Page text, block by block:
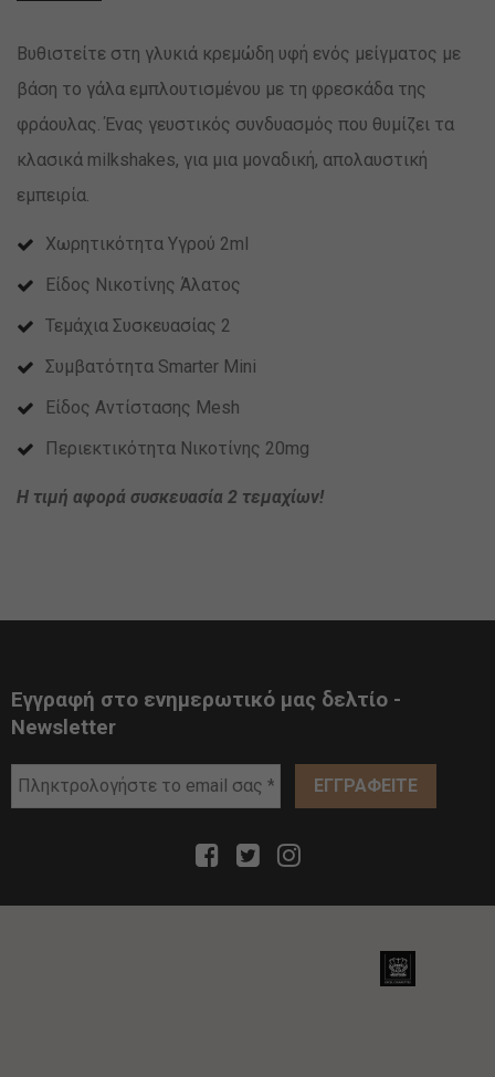
Βυθιστείτε στη γλυκιά κρεμώδη υφή ενός μείγματος με
βάση το γάλα εμπλουτισμένου με τη φρεσκάδα της
φράουλας. Ένας γευστικός συνδυασμός που θυμίζει τα
κλασικά milkshakes, για μια μοναδική, απολαυστική
εμπειρία.
Χωρητικότητα Υγρού 2ml
Είδος Νικοτίνης Άλατος
Τεμάχια Συσκευασίας 2
Συμβατότητα Smarter Mini
Είδος Αντίστασης Mesh
Περιεκτικότητα Νικοτίνης 20mg
Η τιμή αφορά συσκευασία 2 τεμαχίων!
Εγγραφή στο ενημερωτικό μας δελτίο -
Newsletter